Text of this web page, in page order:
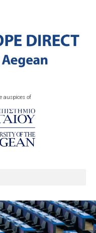
auspices of